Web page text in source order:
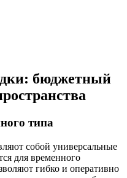
бюджетный
типа
собой универсальные
для временного
гибко и оперативно